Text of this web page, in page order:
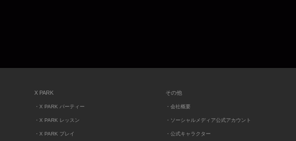
X PARK
・X PARK パーティー
・X PARK レッスン
・X PARK プレイ
その他
・会社概要
・ソーシャルメディア公式アカウント
・公式キャラクター